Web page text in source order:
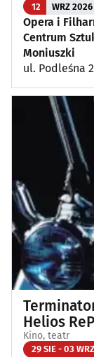
12 WRZ 2026
Opera i
Centrum
Moniuszki
ul. Podleśna
Helios
Kino, teatr
29 SIE - 03 WRZ